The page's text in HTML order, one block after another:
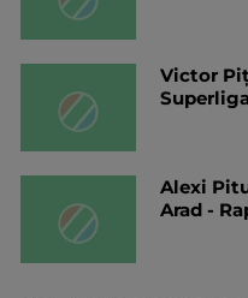
Victor
Alexi
Arad -